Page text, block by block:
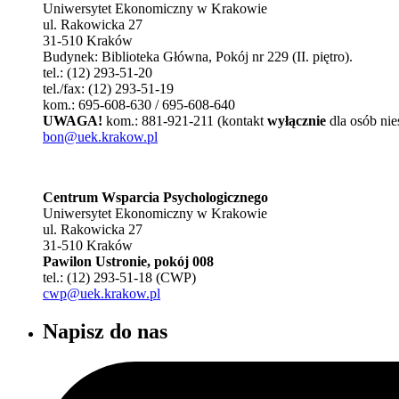
Uniwersytet Ekonomiczny w Krakowie
ul. Rakowicka 27
31-510 Kraków
Budynek: Biblioteka Główna, Pokój nr 229 (II. piętro).
tel.: (12) 293-51-20
tel./fax: (12) 293-51-19
kom.: 695-608-630 / 695-608-640
UWAGA! kom.: 881-921-211 (kontaktwyłącznie dla osób
bon@uek.krakow.pl
Centrum Wsparcia Psychologicznego
Uniwersytet Ekonomiczny w Krakowie
ul. Rakowicka 27
31-510 Kraków
Pawilon Ustronie, pokój 008
tel.: (12) 293-51-18 (CWP)
cwp@uek.krakow.pl
Napisz do nas